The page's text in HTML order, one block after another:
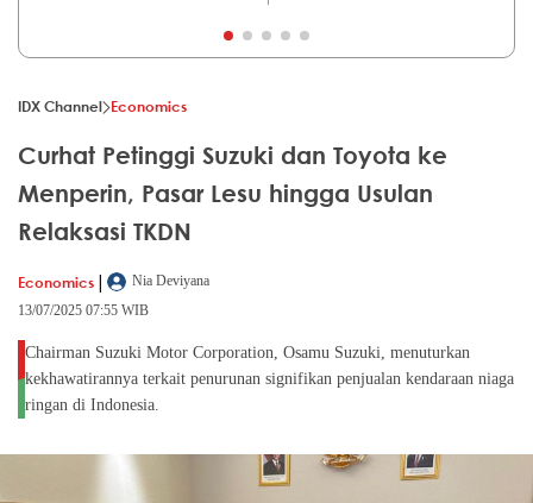
IDX Channel Economics
Curhat Petinggi Suzuki dan Toyota ke
Menperin, Pasar Lesu hingga Usulan
Relaksasi TKDN
Economics |
Nia Deviyana
13/07/2025 07:55 WIB
Chairman Suzuki Motor Corporation, Osamu Suzuki, menuturkan
kekhawatirannya terkait penurunan signifikan penjualan kendaraan niaga
ringan di Indonesia.